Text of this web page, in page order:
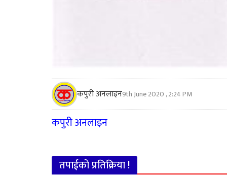
कपुरी अनलाइन9th June 2020 , 2:24 PM
कपुरी अनलाइन
तपाईको प्रतिक्रिया !